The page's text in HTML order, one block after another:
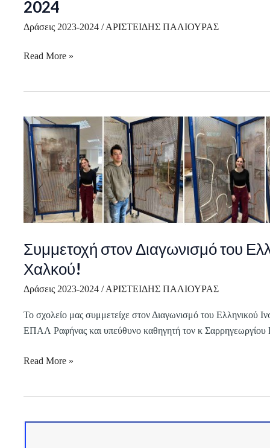
2024
Δράσεις 2023-2024/ΑΡΙΣΤΕΙΔΗΣ ΠΑΛΙΟΥΡΑΣ
Read More »
Συμμετοχή στον Διαγωνισμό του
Χαλκού!
Δράσεις 2023-2024/ΑΡΙΣΤΕΙΔΗΣ ΠΑΛΙΟΥΡΑΣ
Το σχολείο μας συμμετείχε στον Διαγωνισμό του Ελληνικού
ΕΠΑΛ Ραφήνας και υπεύθυνο καθηγητή τον κ Σαρρηγεωργίου
Συμμετοχή
στον
Διαγωνισμό
του
Ελληνικού
Ινστιτούτου
Ανάπτυξης
Read More »